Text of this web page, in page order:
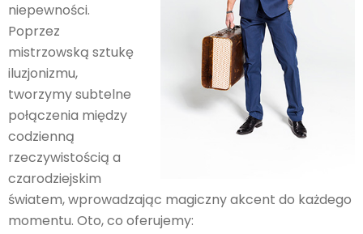
niepewności.
Poprzez
mistrzowską sztukę
iluzjonizmu,
tworzymy subtelne
połączenia między
codzienną
rzeczywistością a
czarodziejskim
światem, wprowadzając magiczny akcent do każdego
momentu. Oto, co oferujemy: